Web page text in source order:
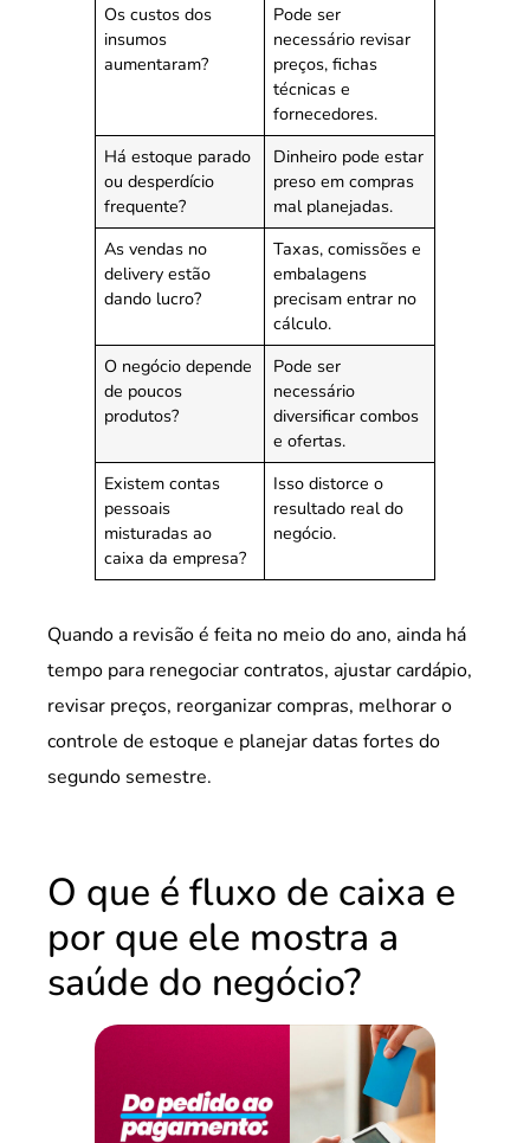
Os custos dos
insumos
aumentaram?
Pode ser
necessário revisar
preços, fichas
técnicas e
fornecedores.
Há estoque parado
ou desperdício
frequente?
Dinheiro pode estar
preso em compras
mal planejadas.
As vendas no
delivery estão
dando lucro?
Taxas, comissões e
embalagens
precisam entrar no
cálculo.
O negócio depende
de poucos
produtos?
Pode ser
necessário
diversificar combos
e ofertas.
Existem contas
pessoais
misturadas ao
caixa da empresa?
Isso distorce o
resultado real do
negócio.
Quando a revisão é feita no meio do ano, ainda há
tempo para renegociar contratos, ajustar cardápio,
revisar preços, reorganizar compras, melhorar o
controle de estoque e planejar datas fortes do
segundo semestre.
O que é fluxo de caixa e
por que ele mostra a
saúde do negócio?